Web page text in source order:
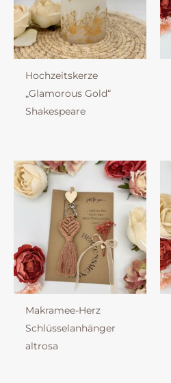
Hochzeitskerze
„Glamorous Gold“
Shakespeare
Makramee-Herz
Schlüsselanhänger
altrosa